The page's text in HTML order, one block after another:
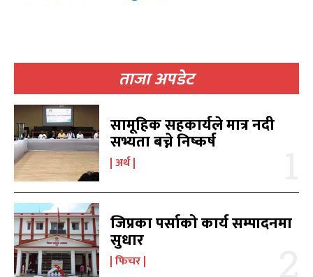
विज्ञापनको लागि
9855036154
प्रतिक्रिया लेख्नुहोस्
विज्ञापनको लागि
9855036154
प्रतिक्रिया लेख्नुहोस्
ताजा अपडेट
सामूहिक सहकार्यले मात्र नदी
सभ्यता बच्ने निष्कर्ष
अर्थ
जिप्रका पर्साको कार्य सम्पादनमा
सुधार
फिचर